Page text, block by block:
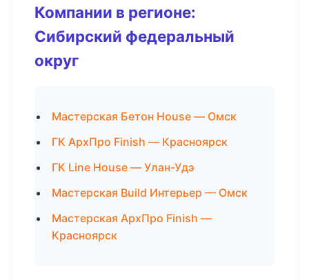
Компании в регионе:
Сибирский федеральный
округ
Мастерская Бетон House — Омск
ГК АрхПро Finish — Красноярск
ГК Line House — Улан-Удэ
Мастерская Build Интерьер — Омск
Мастерская АрхПро Finish —
Красноярск